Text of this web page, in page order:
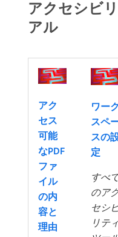
アクセシビ
アル
アク
セス
可能
なPDF
ファ
イル
の内
容と
理由
ワーク
スペ
スの
定
すべ
のア
セシ
リテ